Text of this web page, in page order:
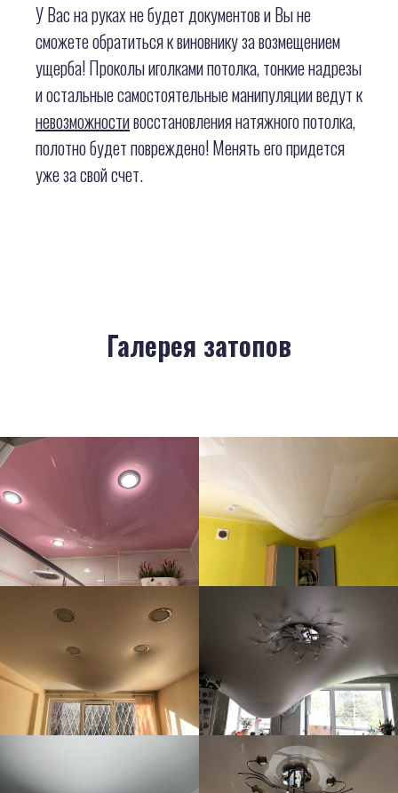
У Вас на руках не будет документов и Вы не
сможете обратиться к виновнику за возмещением
ущерба! Проколы иголками потолка, тонкие надрезы
и остальные самостоятельные манипуляции ведут к
невозможностивосстановления натяжного потолка,
полотно будет повреждено! Менять его придется
уже за свой счет.
Галерея затопов